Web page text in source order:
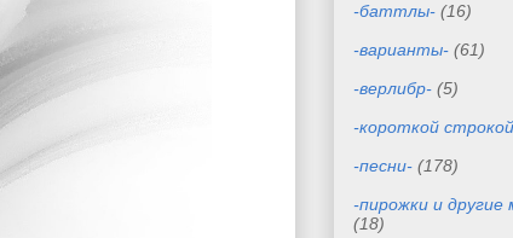
-баттлы- (16)
-варианты- (61)
-верлибр- (5)
-короткой
-песни- (178)
-пирожки и
(18)